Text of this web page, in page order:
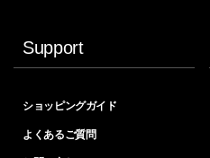
Support
ショッピングガイド
よくあるご質問